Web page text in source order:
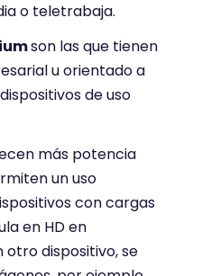
o teletrabaja.
son las que tienen
u orientado a
de uso
más potencia
un uso
con cargas
en HD en
dispositivo, se